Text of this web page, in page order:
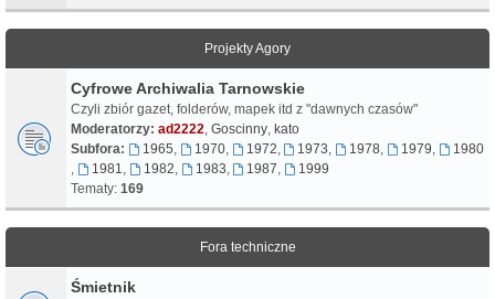
Projekty Agory
Cyfrowe Archiwalia Tarnowskie
Czyli zbiór gazet, folderów, mapek itd z "dawnych czasów"
Moderatorzy: ad2222, Goscinny, kato
Subfora:
1965, 1970, 1972, 1973, 1978, 1979,
1980
,
1981, 1982, 1983, 1987,
1999
Tematy: 169
Fora techniczne
Śmietnik